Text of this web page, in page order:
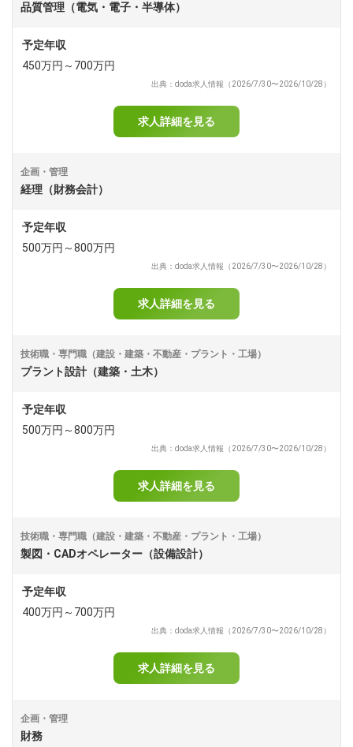
品質管理（電気・電子・半導体）
予定年収
450万円～700万円
出典：doda求人情報（2026/7/30〜2026/10/28）
求人詳細を見る
企画・管理
経理（財務会計）
予定年収
500万円～800万円
出典：doda求人情報（2026/7/30〜2026/10/28）
求人詳細を見る
技術職・専門職（建設・建築・不動産・プラント・工場）
プラント設計（建築・土木）
予定年収
500万円～800万円
出典：doda求人情報（2026/7/30〜2026/10/28）
求人詳細を見る
技術職・専門職（建設・建築・不動産・プラント・工場）
製図・CADオペレーター（設備設計）
予定年収
400万円～700万円
出典：doda求人情報（2026/7/30〜2026/10/28）
求人詳細を見る
企画・管理
財務